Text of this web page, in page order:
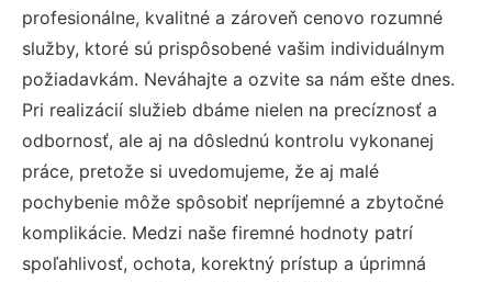
profesionálne, kvalitné a zároveň cenovo rozumné
služby, ktoré sú prispôsobené vašim individuálnym
požiadavkám. Neváhajte a ozvite sa nám ešte dnes.
Pri realizácií služieb dbáme nielen na precíznosť a
odbornosť, ale aj na dôslednú kontrolu vykonanej
práce, pretože si uvedomujeme, že aj malé
pochybenie môže spôsobiť nepríjemné a zbytočné
komplikácie. Medzi naše firemné hodnoty patrí
spoľahlivosť, ochota, korektný prístup a úprimná